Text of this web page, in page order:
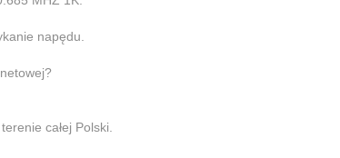
napędu.
całej Polski.